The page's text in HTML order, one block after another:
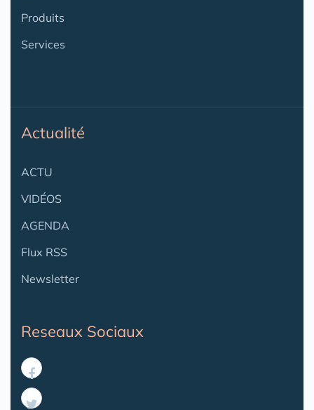
Produits
Services
Actualité
ACTU
VIDÉOS
AGENDA
Flux RSS
Newsletter
Reseaux Sociaux